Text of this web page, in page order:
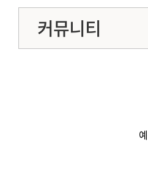
커뮤니티